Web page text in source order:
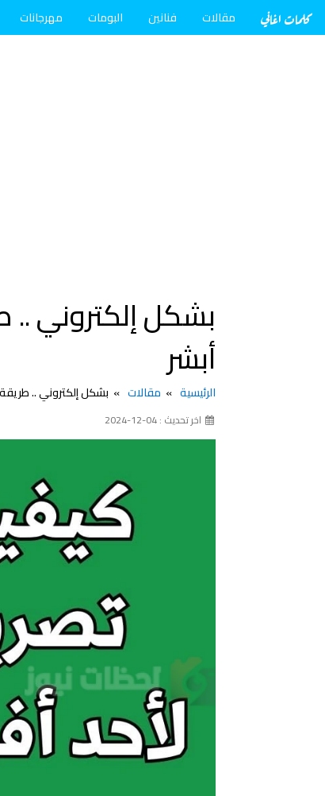
كلمات اغاني مقالات فنانين البومات مهرجانات
بشكل إلكتروني ..
أبشر
الرئيسية مقالات بشكل إلكتروني .. طريقة
اخر تحديث : 04-12-2024